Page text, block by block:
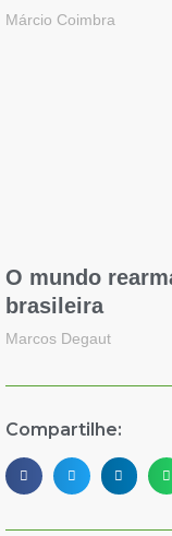
Márcio Coimbra
O mundo
brasileira
Marcos Degaut
Compartilhe: